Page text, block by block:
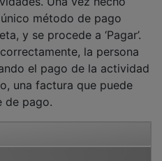
método de pago
y se procede a ‘Pagar’.
la persona
el pago de la actividad
una factura que puede
de pago.